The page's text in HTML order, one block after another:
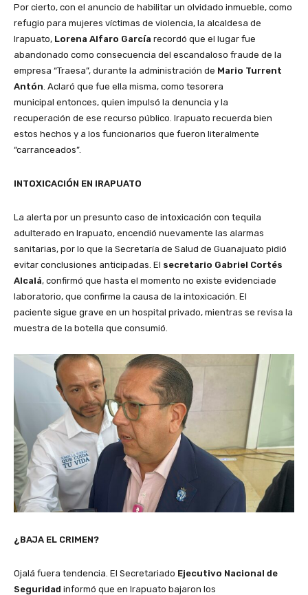
Por cierto, con el anuncio de habilitar un olvidado inmueble, como
refugio para mujeres víctimas de violencia, la alcaldesa de
Irapuato, Lorena Alfaro García recordó que el lugar fue
abandonado como consecuencia del escandaloso fraude de la
empresa “Traesa”, durante la administración de Mario Turrent
Antón. Aclaró que fue ella misma, como tesorera
municipal entonces, quien impulsó la denuncia y la
recuperación de ese recurso público. Irapuato recuerda bien
estos hechos y a los funcionarios que fueron literalmente
“carranceados”.
INTOXICACIÓN EN IRAPUATO
La alerta por un presunto caso de intoxicación con tequila
adulterado en Irapuato, encendió nuevamente las alarmas
sanitarias, por lo que la Secretaría de Salud de Guanajuato pidió
evitar conclusiones anticipadas. El secretario Gabriel Cortés
Alcalá, confirmó que hasta el momento no existe evidenciade
laboratorio, que confirme la causa de la intoxicación. El
paciente sigue grave en un hospital privado, mientras se revisa la
muestra de la botella que consumió.
¿BAJA EL CRIMEN?
Ojalá fuera tendencia. El Secretariado Ejecutivo Nacional de
Seguridad informó que en Irapuato bajaron los